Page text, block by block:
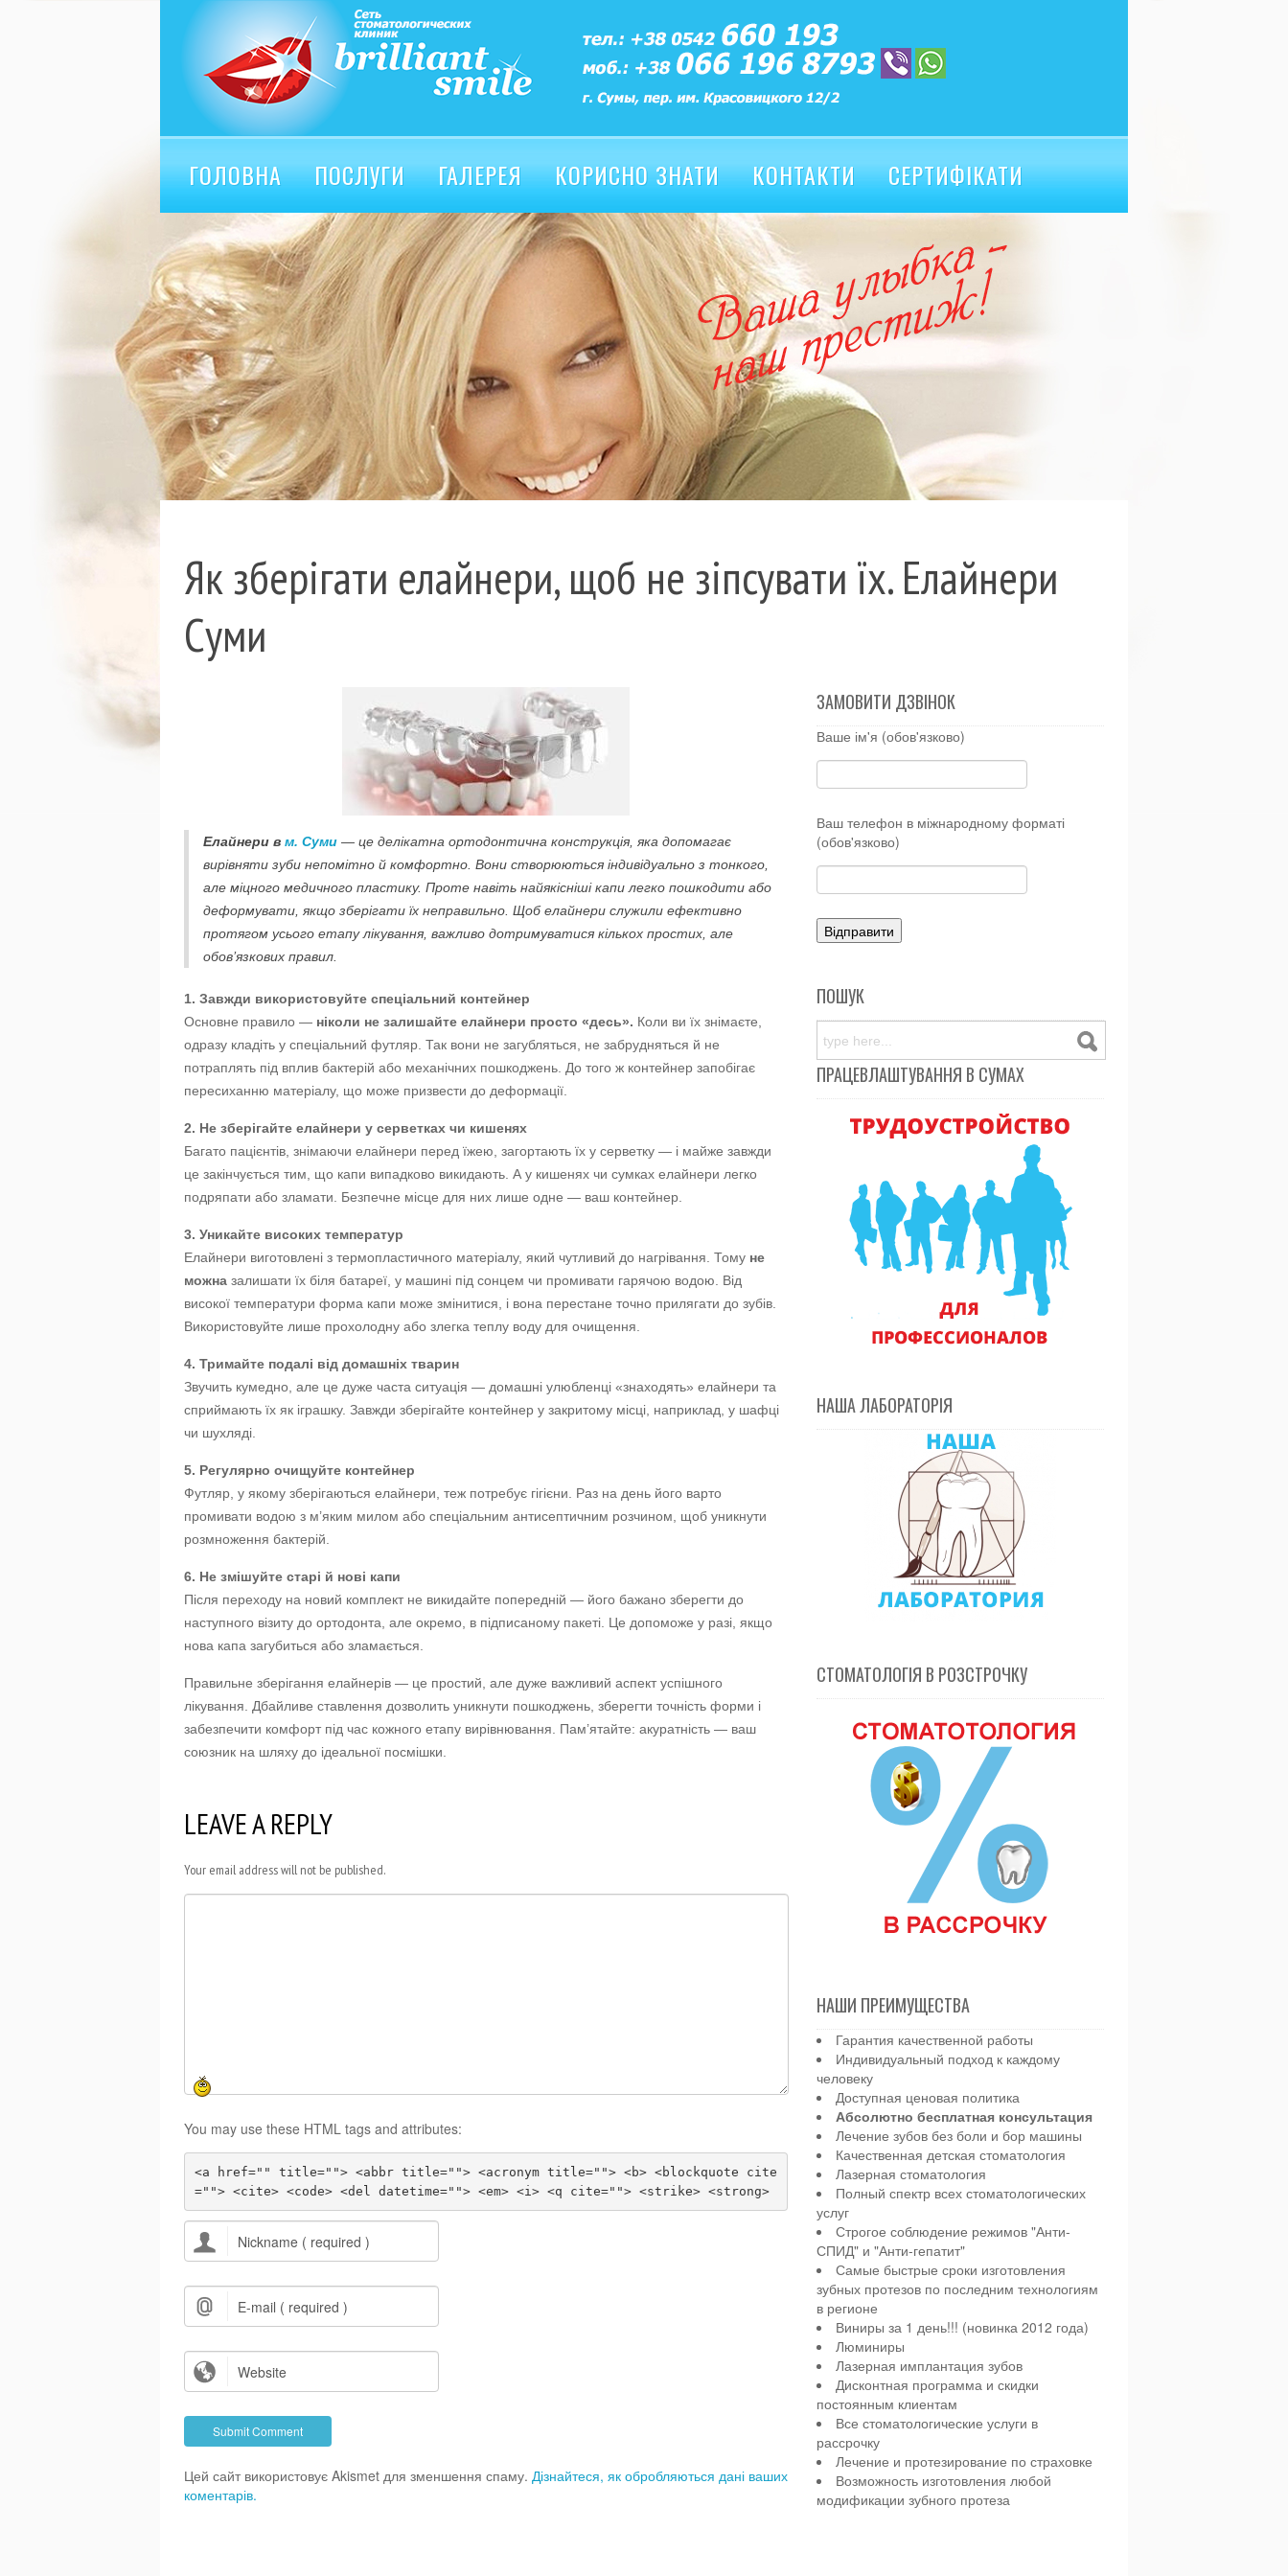
ГОЛОВНА ПОСЛУГИ ГАЛЕРЕЯ КОРИСНО ЗНАТИ КОНТАКТИ
СЕРТИФІКАТИ
ВІДГУКИ
Як зберігати елайнери, щоб не зіпсувати їх. Елайнери
Суми
Елайнери в м. Суми — це делікатна ортодонтична конструкція, яка допомагає
вирівняти зуби непомітно й комфортно. Вони створюються індивідуально з тонкого,
але міцного медичного пластику. Проте навіть найякісніші капи легко пошкодити або
деформувати, якщо зберігати їх неправильно. Щоб елайнери служили ефективно
протягом усього етапу лікування, важливо дотримуватися кількох простих, але
обов’язкових правил.
1. Завжди використовуйте спеціальний контейнер
Основне правило — ніколи не залишайте елайнери просто «десь». Коли ви їх знімаєте,
одразу кладіть у спеціальний футляр. Так вони не загубляться, не забрудняться й не
потраплять під вплив бактерій або механічних пошкоджень. До того ж контейнер запобігає
пересиханню матеріалу, що може призвести до деформації.
2. Не зберігайте елайнери у серветках чи кишенях
Багато пацієнтів, знімаючи елайнери перед їжею, загортають їх у серветку — і майже завжди
це закінчується тим, що капи випадково викидають. А у кишенях чи сумках елайнери легко
подряпати або зламати. Безпечне місце для них лише одне — ваш контейнер.
3. Уникайте високих температур
Елайнери виготовлені з термопластичного матеріалу, який чутливий до нагрівання. Тому не
можна залишати їх біля батареї, у машині під сонцем чи промивати гарячою водою. Від
високої температури форма капи може змінитися, і вона перестане точно прилягати до зубів.
Використовуйте лише прохолодну або злегка теплу воду для очищення.
4. Тримайте подалі від домашніх тварин
Звучить кумедно, але це дуже часта ситуація — домашні улюбленці «знаходять» елайнери та
сприймають їх як іграшку. Завжди зберігайте контейнер у закритому місці, наприклад, у шафці
чи шухляді.
5. Регулярно очищуйте контейнер
Футляр, у якому зберігаються елайнери, теж потребує гігієни. Раз на день його варто
промивати водою з м’яким милом або спеціальним антисептичним розчином, щоб уникнути
розмноження бактерій.
6. Не змішуйте старі й нові капи
Після переходу на новий комплект не викидайте попередній — його бажано зберегти до
наступного візиту до ортодонта, але окремо, в підписаному пакеті. Це допоможе у разі, якщо
нова капа загубиться або зламається.
Правильне зберігання елайнерів — це простий, але дуже важливий аспект успішного
лікування. Дбайливе ставлення дозволить уникнути пошкоджень, зберегти точність форми і
забезпечити комфорт під час кожного етапу вирівнювання. Пам’ятайте: акуратність — ваш
союзник на шляху до ідеальної посмішки.
LEAVE A REPLY
Your email address will not be published.
You may use these HTML tags and attributes:
<a href="" title=""> <abbr title=""> <acronym title=""> <b> <blockquote cite
=""> <cite> <code> <del datetime=""> <em> <i> <q cite=""> <strike> <strong>
Цей сайт використовує Akismet для зменшення спаму. Дізнайтеся, як обробляються дані ваших
коментарів.
ЗАМОВИТИ ДЗВІНОК
Ваше ім'я (обов'язково)
Ваш телефон в міжнародному форматі
(обов'язково)
ПОШУК
ПРАЦЕВЛАШТУВАННЯ В СУМАХ
НАША ЛАБОРАТОРІЯ
СТОМАТОЛОГІЯ В РОЗСТРОЧКУ
НАШИ ПРЕИМУЩЕСТВА
Гарантия качественной работы
Индивидуальный подход к каждому
человеку
Доступная ценовая политика
Абсолютно бесплатная консультация
Лечение зубов без боли и бор машины
Качественная детская стоматология
Лазерная стоматология
Полный спектр всех стоматологических
услуг
Строгое соблюдение режимов "Анти-
СПИД" и "Анти-гепатит"
Самые быстрые сроки изготовления
зубных протезов по последним технологиям
в регионе
Виниры за 1 день!!! (новинка 2012 года)
Люминиры
Лазерная имплантация зубов
Дисконтная программа и скидки
постоянным клиентам
Все стоматологические услуги в
рассрочку
Лечение и протезирование по страховке
Возможность изготовления любой
модификации зубного протеза